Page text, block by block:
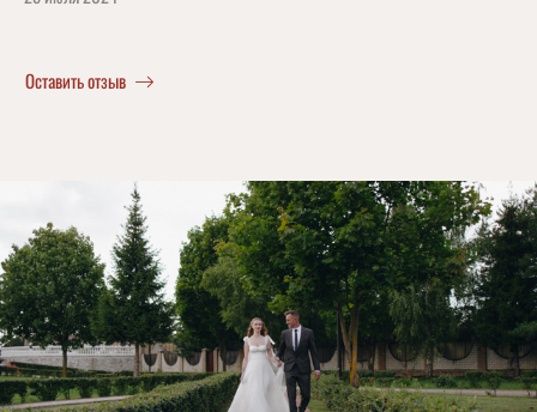
Оставить отзыв